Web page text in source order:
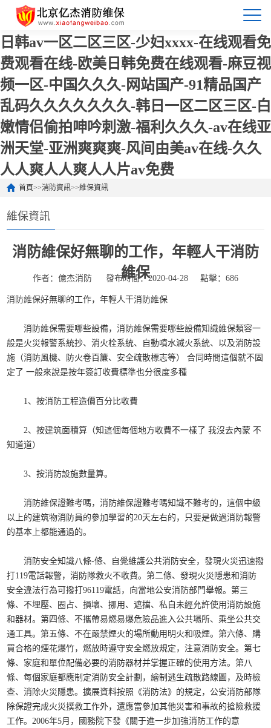
日韩av一区二区三区-少妇xxxx-在线观看免
费观看在线-欧美日韩免费在线观看-麻豆视
频一区-中国久久久-网站国产-91精品国产
乱码久久久久久久久-韩日一区二区三区-白
嫩情侣偷拍呻吟刺激-福利久久久-av在线亚
洲天堂-亚洲爽爽爽-风间由美av在线-久久
人人爽人人爽人人片av免费
首頁>>消防資訊>>維保資訊
維保資訊
消防維保好無聊的工作，年輕人干消防
維保
作者：億杰消防 發布時間：2020-04-28 點擊： 686
消防維保好無聊的工作，年輕人干消防維保
消防維保需要哪些設備，消防維保需要哪些設備知識維保類容一
般是火災報警系統抄、消火栓系統、自動噴水滅火系統、以及消防設
施（消防風機、防火卷百簾、安全疏散標志等） 合同時間這個就不固
定了 一般來說是按年簽訂收費標準也分很度多種
1、按消防工程造價百分比收費
2、按建筑面積算（知這個每個地方收費不一樣了 我沒去內蒙 不
知道道）
3、按消防設施數量算。
消防維保證難考嗎，消防維保證難考嗎知識不難考的，這個中級
以上的建筑物消防員的參加學習的20天左右的，只要是做過消防報警
的基本上都能通過的。
消防安全知識八條-條、自覺維護公共消防安全，發現火災迅速撥
打119電話報警，消防隊救火不收費。第二條、發現火災隱患和消防
安全違法行為可撥打96119電話，向當地公安消防部門舉報。第三
條、不埋壓、圈占、損壞、挪用、遮擋、私自未經允許使用消防設施
和器材。第四條、不攜帶易燃易爆危險品進入公共場所、乘坐公共交
通工具。第五條、不在嚴禁煙火的場所動用明火和吸煙。第六條、購
買合格的煙花爆竹，燃放時遵守安全燃放規定，注意消防安全。第七
條、家庭和單位配備必要的消防器材并掌握正確的使用方法。第八
條、每個家庭都應制定消防安全計劃，繪制逃生疏散路線圖，及時檢
查、消除火災隱患。擴展資料按照《消防法》的規定，公安消防部隊
除保證完成火災撲救工作外，還應當參加其他災害和事故的搶險救援
工作。2006年5月，國務院下發《關于進一步加強消防工作的意